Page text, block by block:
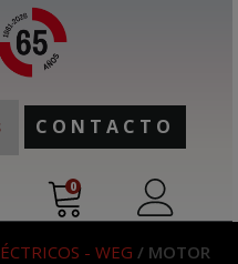
CONTACTO
0
- WEG / MOTOR